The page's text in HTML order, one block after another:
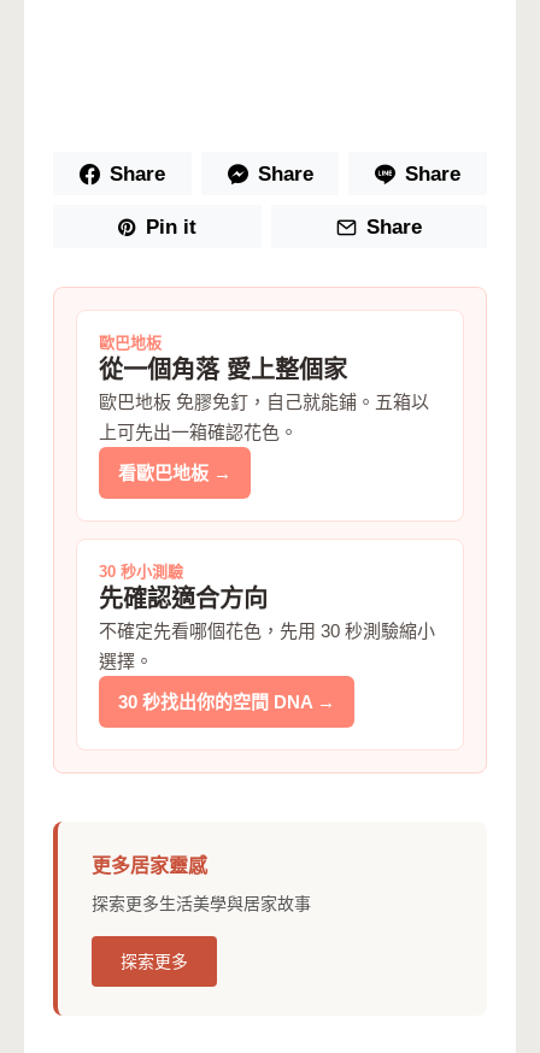
Share Share Share
Pin it Share
歐巴地板
從一個角落 愛上整個家
歐巴地板 免膠免釘，自己就能鋪。五箱以
上可先出一箱確認花色。
看歐巴地板 →
30 秒小測驗
先確認適合方向
不確定先看哪個花色，先用 30 秒測驗縮小
選擇。
30 秒找出你的空間 DNA →
更多居家靈感
探索更多生活美學與居家故事
探索更多